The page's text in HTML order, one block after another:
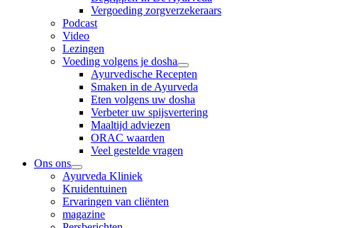
Vergoeding zorgverzekeraars
Podcast
Video
Lezingen
Voeding volgens je dosha
Ayurvedische Recepten
Smaken in de Ayurveda
Eten volgens uw dosha
Verbeter uw spijsvertering
Maaltijd adviezen
ORAC waarden
Veel gestelde vragen
Ons ons
Ayurveda Kliniek
Kruidentuinen
Ervaringen van cliënten
magazine